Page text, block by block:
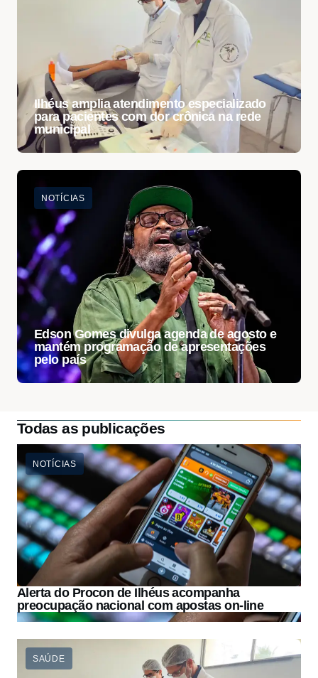
Ilhéus amplia atendimento especializado
para pacientes com dor crônica na rede
municipal
NOTÍCIAS
Edson Gomes divulga agenda de agosto e
mantém programação de apresentações
pelo país
Todas as publicações
NOTÍCIAS
Alerta do Procon de Ilhéus acompanha
preocupação nacional com apostas on-line
SAÚDE